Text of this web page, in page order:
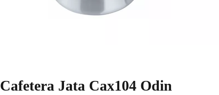
Cafetera Jata Cax104 Odin